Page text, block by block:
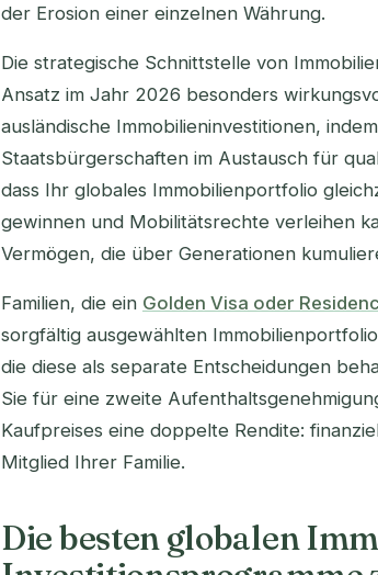
der Erosion einer einzelnen Währung.
Die strategische Schnittstelle von
Ansatz im Jahr 2026 besonders
ausländische Immobilieninvestitionen,
Staatsbürgerschaften im Austausch für
dass Ihr globales Immobilienportfolio
gewinnen und Mobilitätsrechte verleihen
Vermögen, die über Generationen
Familien, die ein Golden Visa oder
sorgfältig ausgewählten
die diese als separate Entscheidungen
Sie für eine zweite
Kaufpreises eine doppelte Rendite:
Mitglied Ihrer Familie.
Die besten globalen